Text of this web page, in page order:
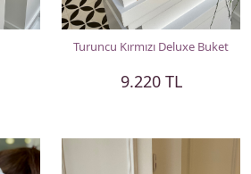
Turuncu Kırmızı Deluxe Buket
9.220 TL